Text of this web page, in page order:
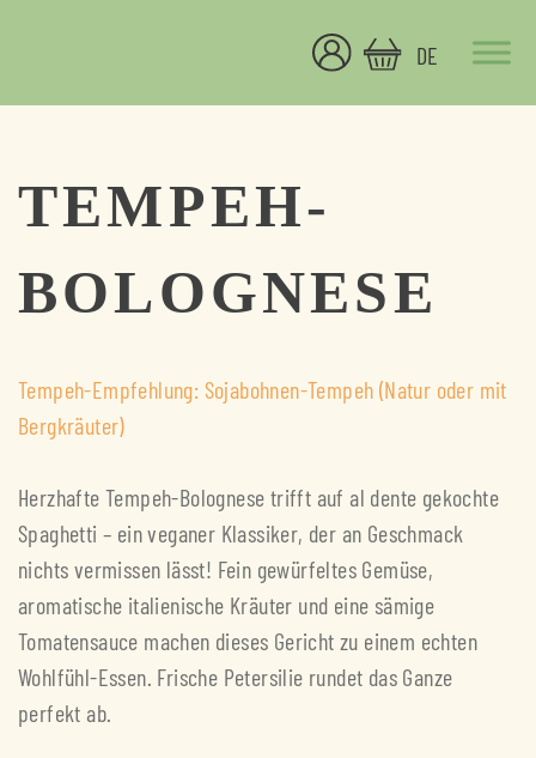
Peaceful Delicious
Eine andere WordPress-Site.
DE
TEMPEH-
BOLOGNESE
Tempeh-Empfehlung: Sojabohnen-Tempeh (Natur oder mit
Bergkräuter)
Herzhafte Tempeh-Bolognese trifft auf al dente gekochte
Spaghetti – ein veganer Klassiker, der an Geschmack
nichts vermissen lässt! Fein gewürfeltes Gemüse,
aromatische italienische Kräuter und eine sämige
Tomatensauce machen dieses Gericht zu einem echten
Wohlfühl-Essen. Frische Petersilie rundet das Ganze
perfekt ab.